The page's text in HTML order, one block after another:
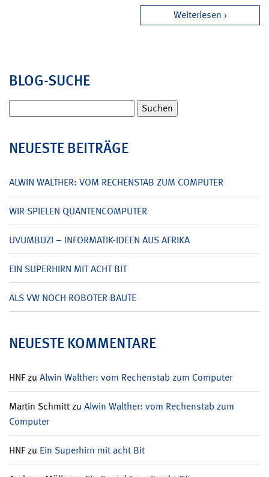
Weiterlesen
BLOG-SUCHE
nach:
NEUESTE BEITRÄGE
ALWIN WALTHER: VOM RECHENSTAB ZUM COMPUTER
WIR SPIELEN QUANTENCOMPUTER
UVUMBUZI – INFORMATIK-IDEEN AUS AFRIKA
EIN SUPERHIRN MIT ACHT BIT
ALS VW NOCH ROBOTER BAUTE
NEUESTE KOMMENTARE
HNFzu Alwin Walther: vom Rechenstab zum Computer
Martin Schmittzu Alwin Walther: vom Rechenstab zum
Computer
HNFzu Ein Superhirn mit acht Bit